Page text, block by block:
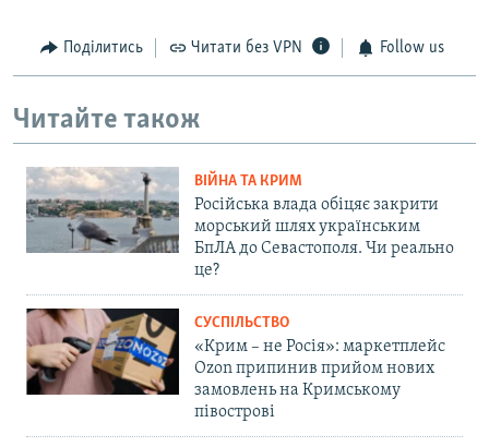
Поділитись Читати без VPN Follow us
Читайте також
ВІЙНА ТА КРИМ
Російська влада обіцяє закрити
морський шлях українським
БпЛА до Севастополя. Чи реально
це?
СУСПІЛЬСТВО
«Крим – не Росія»: маркетплейс
Ozon припинив прийом нових
замовлень на Кримському
півострові